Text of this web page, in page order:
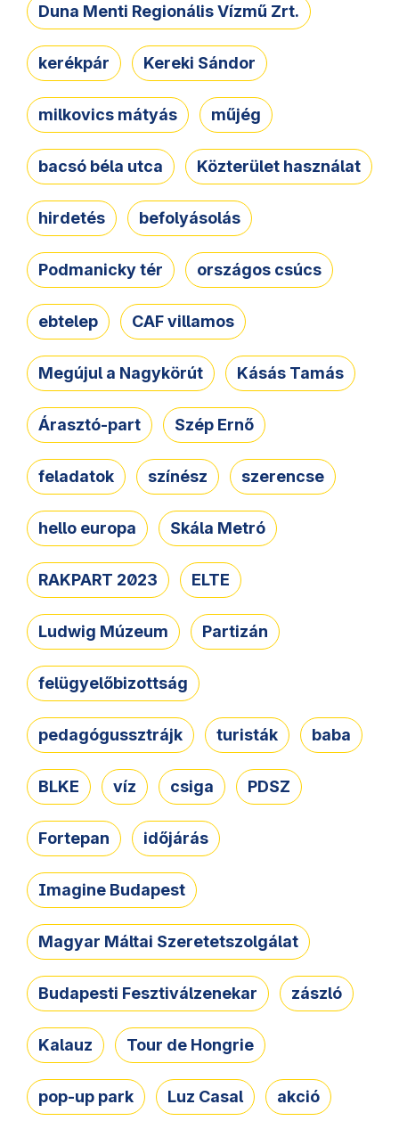
Duna Menti Regionális Vízmű Zrt.
kerékpár Kereki Sándor
milkovics mátyás műjég
bacsó béla utca Közterület használat
hirdetés befolyásolás
Podmanicky tér országos csúcs
ebtelep CAF villamos
Megújul a Nagykörút Kásás Tamás
Árasztó-part Szép Ernő
feladatok színész szerencse
hello europa Skála Metró
RAKPART 2023 ELTE
Ludwig Múzeum Partizán
felügyelőbizottság
pedagógussztrájk turisták baba
BLKE víz csiga PDSZ
Fortepan időjárás
Imagine Budapest
Magyar Máltai Szeretetszolgálat
Budapesti Fesztiválzenekar zászló
Kalauz Tour de Hongrie
pop-up park Luz Casal akció